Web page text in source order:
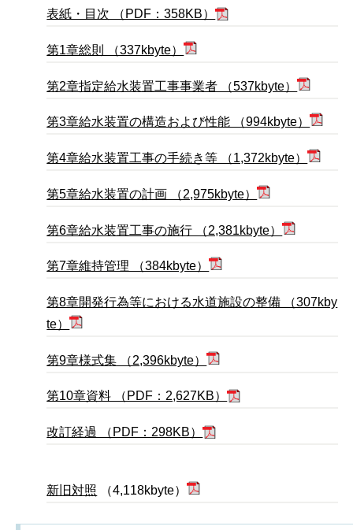
表紙・目次 （PDF：358KB）
第1章総則 （337kbyte）
第2章指定給水装置工事事業者 （537kbyte）
第3章給水装置の構造および性能 （994kbyte）
第4章給水装置工事の手続き等 （1,372kbyte）
第5章給水装置の計画 （2,975kbyte）
第6章給水装置工事の施行 （2,381kbyte）
第7章維持管理 （384kbyte）
第8章開発行為等における水道施設の整備 （307kby
te）
第9章様式集 （2,396kbyte）
第10章資料 （PDF：2,627KB）
改訂経過 （PDF：298KB）
新旧対照 （4,118kbyte）